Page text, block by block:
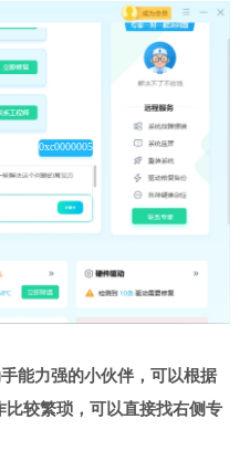
0xc0000005
能力强的小伙伴，可以根据
较繁琐，可以直接找右侧专